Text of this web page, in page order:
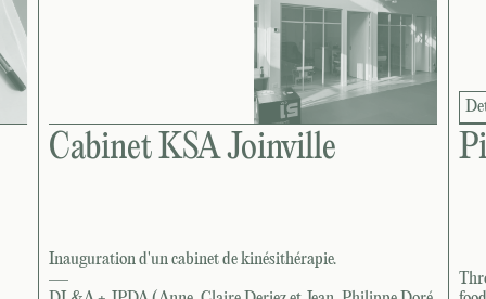
Cabinet KSA Joinville
Inauguration d'un cabinet de kinésithérapie.
—